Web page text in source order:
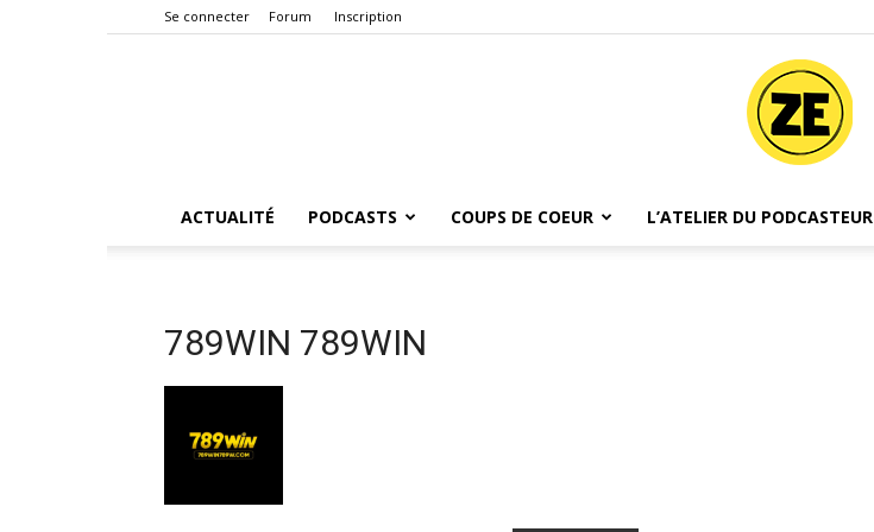
Se connecter Forum Inscription
ACTUALITÉ PODCASTS COUPS DE COEUR L’ATELIER DU PODCASTEUR
789WIN 789WIN